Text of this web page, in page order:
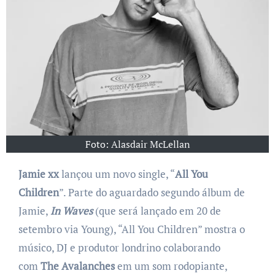
Foto: Alasdair McLellan
Jamie xxlançou um novo single, “All You
Children”. Parte do aguardado segundo álbum de
Jamie, In Waves(que será lançado em 20 de
setembro via Young), “All You Children” mostra o
músico, DJ e produtor londrino colaborando
comThe Avalanchesem um som rodopiante,